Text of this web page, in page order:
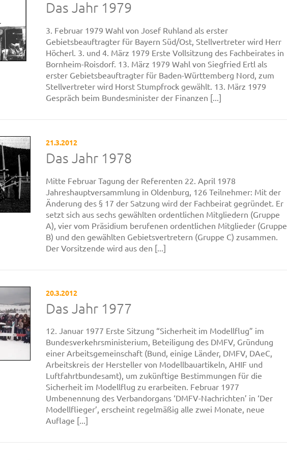
Das Jahr 1979
3. Februar 1979 Wahl von Josef Ruhland als erster
Gebietsbeauftragter für Bayern Süd/Ost, Stellvertreter wird Herr
Höcherl. 3. und 4. März 1979 Erste Vollsitzung des Fachbeirates in
Bornheim-Roisdorf. 13. März 1979 Wahl von Siegfried Ertl als
erster Gebietsbeauftragter für Baden-Württemberg Nord, zum
Stellvertreter wird Horst Stumpfrock gewählt. 13. März 1979
Gespräch beim Bundesminister der Finanzen [...]
21.3.2012
Das Jahr 1978
Mitte Februar Tagung der Referenten 22. April 1978
Jahreshauptversammlung in Oldenburg, 126 Teilnehmer: Mit der
Änderung des § 17 der Satzung wird der Fachbeirat gegründet. Er
setzt sich aus sechs gewählten ordentlichen Mitgliedern (Gruppe
A), vier vom Präsidium berufenen ordentlichen Mitglieder (Gruppe
B) und den gewählten Gebietsvertretern (Gruppe C) zusammen.
Der Vorsitzende wird aus den [...]
20.3.2012
Das Jahr 1977
12. Januar 1977 Erste Sitzung “Sicherheit im Modellflug” im
Bundesverkehrsministerium, Beteiligung des DMFV, Gründung
einer Arbeitsgemeinschaft (Bund, einige Länder, DMFV, DAeC,
Arbeitskreis der Hersteller von Modellbauartikeln, AHIF und
Luftfahrtbundesamt), um zukünftige Bestimmungen für die
Sicherheit im Modellflug zu erarbeiten. Februar 1977
Umbenennung des Verbandorgans ‘DMFV-Nachrichten’ in ‘Der
Modellflieger’, erscheint regelmäßig alle zwei Monate, neue
Auflage [...]